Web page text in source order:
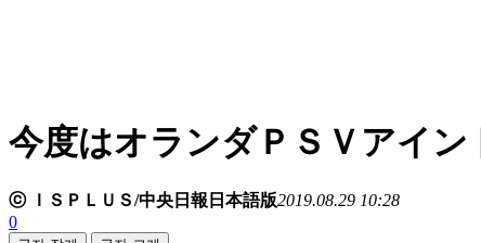
今度はオランダＰＳＶアイ
ⓒ ＩＳＰＬＵＳ/中央日報日本語版2019.08.29 10:28
0